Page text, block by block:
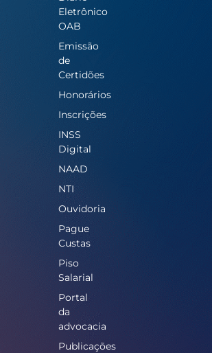
Eletrônico
OAB
Emissão
de
Certidões
Honorários
Inscrições
INSS
Digital
NAAD
NTI
Ouvidoria
Pague
Custas
Piso
Salarial
Portal
da
advocacia
Publicações